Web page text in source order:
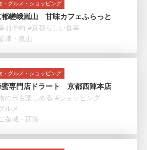
・グルメ・ショッピング
都嵯峨嵐山 甘味カフェふらっと
前予約 #京都らしい食事
峨・嵐山
・グルメ・ショッピング
蜜専門店ドラート 京都西陣本店
の日も楽しめる #ショッピング
ルメ
条城・西陣